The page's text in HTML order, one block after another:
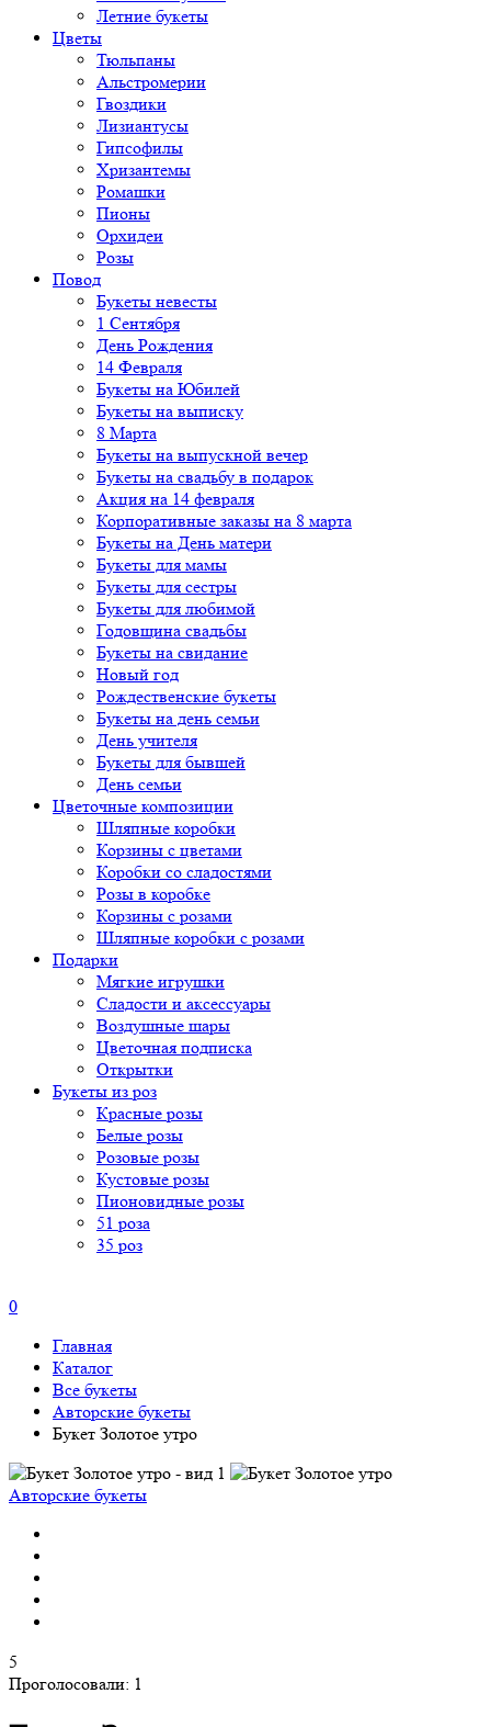
Летние букеты
Цветы
Тюльпаны
Альстромерии
Гвоздики
Лизиантусы
Гипсофилы
Хризантемы
Ромашки
Пионы
Орхидеи
Розы
Повод
Букеты невесты
1 Сентября
День Рождения
14 Февраля
Букеты на Юбилей
Букеты на выписку
8 Марта
Букеты на выпускной вечер
Букеты на свадьбу в подарок
Акция на 14 февраля
Корпоративные заказы на 8 марта
Букеты на День матери
Букеты для мамы
Букеты для сестры
Букеты для любимой
Годовщина свадьбы
Букеты на свидание
Новый год
Рождественские букеты
Букеты на день семьи
День учителя
Букеты для бывшей
День семьи
Цветочные композиции
Шляпные коробки
Корзины с цветами
Коробки со сладостями
Розы в коробке
Корзины с розами
Шляпные коробки с розами
Подарки
Мягкие игрушки
Сладости и аксессуары
Воздушные шары
Цветочная подписка
Открытки
Букеты из роз
Красные розы
Белые розы
Розовые розы
Кустовые розы
Пионовидные розы
51 роза
35 роз
0
Главная
Каталог
Все букеты
Авторские букеты
Букет Золотое утро
Авторские букеты
5
Проголосовали: 1